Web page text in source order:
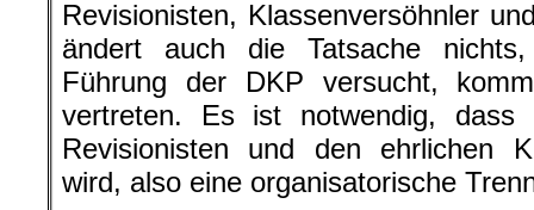
Revisionisten, Klassenversöhnler
ändert auch die Tatsache
Führung der DKP versucht,
vertreten. Es ist notwendig, dass
Revisionisten und den ehrlichen
wird, also eine organisatorische